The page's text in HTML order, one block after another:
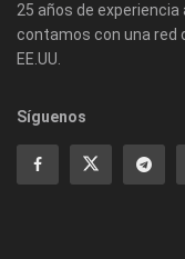
25 años de experiencia
contamos con una red
EE.UU.
Síguenos